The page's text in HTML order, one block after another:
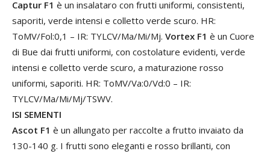
Captur F1 è un insalataro con frutti uniformi, consistenti,
saporiti, verde intensi e colletto verde scuro. HR:
ToMV/Fol:0,1 – IR: TYLCV/Ma/Mi/Mj. Vortex F1 è un Cuore
di Bue dai frutti uniformi, con costolature evidenti, verde
intensi e colletto verde scuro, a maturazione rosso
uniformi, saporiti. HR: ToMV/Va:0/Vd:0 – IR:
TYLCV/Ma/Mi/Mj/TSWV.
ISI SEMENTI
Ascot F1 è un allungato per raccolte a frutto invaiato da
130-140 g. I frutti sono eleganti e rosso brillanti, con